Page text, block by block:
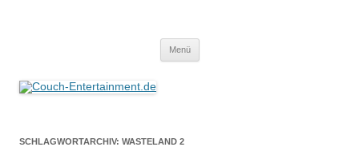
Menü
SCHLAGWORTARCHIV: WASTELAND 2